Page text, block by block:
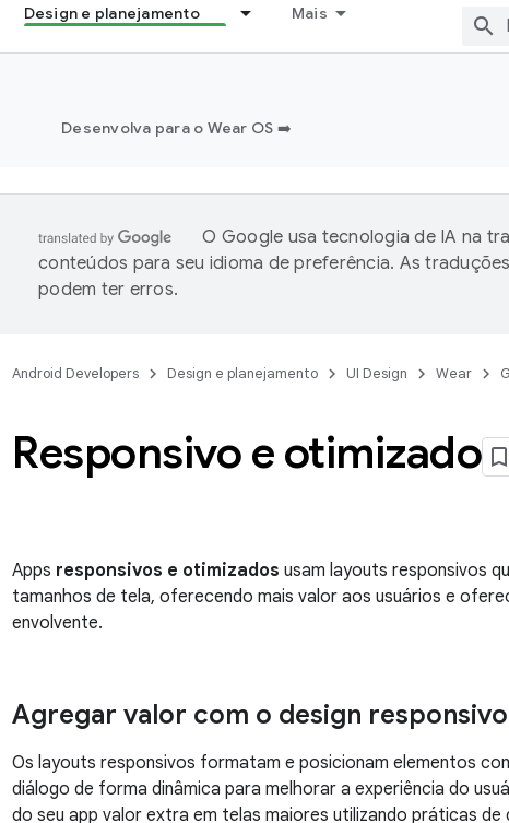
Design e planejamento Mais
Desenvolva para o Wear OS ➡️
O Google usa tecnologia de IA na
conteúdos para seu idioma de preferência. As
podem ter erros.
Android Developers Design e planejamento UI Design Wear
Responsivo e otimizado
Apps responsivos e otimizados usam layouts responsivos
tamanhos de tela, oferecendo mais valor aos usuários e
envolvente.
Agregar valor com o design responsivo
Os layouts responsivos formatam e posicionam elementos
diálogo de forma dinâmica para melhorar a experiência do
do seu app valor extra em telas maiores utilizando práticas